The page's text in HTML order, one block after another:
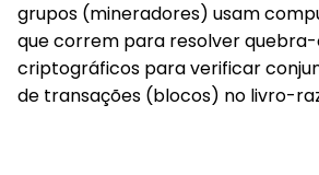
grupos (mineradores) usam
que correm para resolver
criptográficos para verificar
de transações (blocos) no livro-